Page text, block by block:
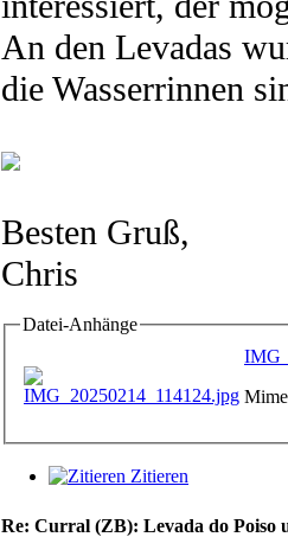
An den Levadas
die Wasserrinnen
Besten Gruß,
Chris
Datei-Anhänge
Zitieren
Re: Curral (ZB): Levada do Poiso